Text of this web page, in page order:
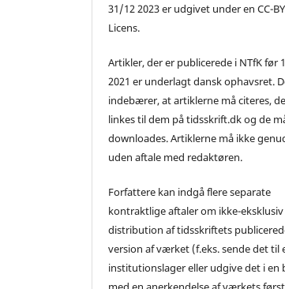
31/12 2023 er udgivet under en CC-
Licens.
Artikler, der er publicerede i NTfK før
2021 er underlagt dansk ophavsret.
indebærer, at artiklerne må citeres,
linkes til dem på tidsskrift.dk og de
downloades. Artiklerne må ikke
uden aftale med redaktøren.
Forfattere kan indgå flere separate
kontraktlige aftaler om ikke-eksklusiv
distribution af tidsskriftets
version af værket (f.eks. sende det til
institutionslager eller udgive det i en